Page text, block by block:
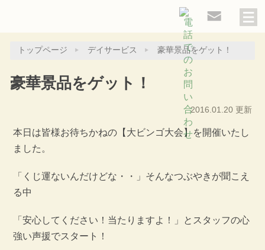
トップページ デイサービス 豪華景品をゲット！
豪華景品をゲット！
2016.01.20 更新
本日は皆様お待ちかねの【大ビンゴ大会】を開催いたし
ました。
「くじ運ないんだけどな・・」そんなつぶやきが聞こえ
る中
「安心してください！当たりますよ！」とスタッフの心
強い声援でスタート！